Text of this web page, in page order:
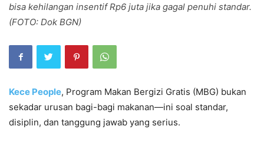
bisa kehilangan insentif Rp6 juta jika gagal penuhi standar.
(FOTO: Dok BGN)
Kece People, Program Makan Bergizi Gratis (MBG) bukan
sekadar urusan bagi-bagi makanan—ini soal standar,
disiplin, dan tanggung jawab yang serius.